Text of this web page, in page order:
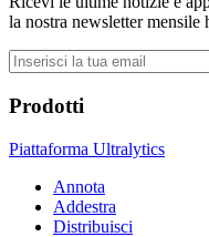
la nostra newsletter mensile
Prodotti
Piattaforma Ultralytics
Annota
Addestra
Distribuisci